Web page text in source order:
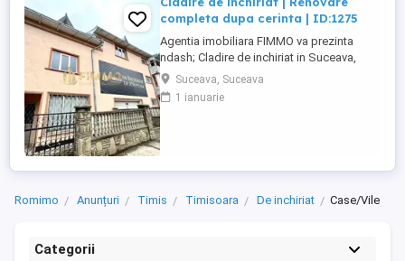
completa dupa cerinta | ID:1275
Agentia imobiliara FIMMO va prezinta
ndash; Cladire de inchiriat in Suceava,
cartier Obcini! Localizare excelenta, in
cartierul Obcini. Imobilul este amplasat pe
un teren de 1.000 msup2;, cu front stradal
Suceava, Suceava
1 ianuarie
Romimo Anunțuri Timis Timisoara De inchiriat Case/Vile
Categorii